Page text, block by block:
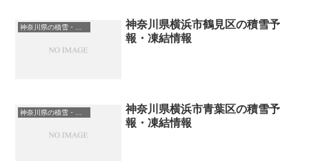
神奈川県横浜市鶴見区の積雪予
報・凍結情報
神奈川県横浜市青葉区の積雪予
報・凍結情報